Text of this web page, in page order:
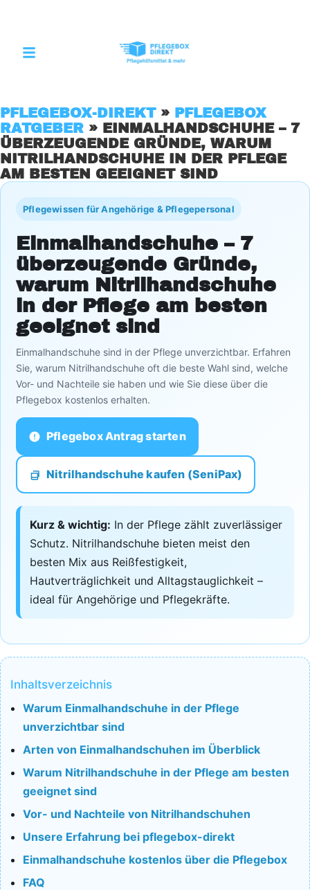
PFLEGEBOX-DIREKT» PFLEGEBOX
RATGEBER » EINMALHANDSCHUHE – 7
ÜBERZEUGENDE GRÜNDE, WARUM
NITRILHANDSCHUHE IN DER PFLEGE
AM BESTEN GEEIGNET SIND
Pflegewissen für Angehörige & Pflegepersonal
Einmalhandschuhe – 7
überzeugende Gründe,
warum Nitrilhandschuhe
in der Pflege am besten
geeignet sind
Einmalhandschuhe sind in der Pflege unverzichtbar. Erfahren
Sie, warum Nitrilhandschuhe oft die beste Wahl sind, welche
Vor- und Nachteile sie haben und wie Sie diese über die
Pflegebox kostenlos erhalten.
Pflegebox Antrag starten
Nitrilhandschuhe kaufen (SeniPax)
Kurz & wichtig: In der Pflege zählt zuverlässiger
Schutz. Nitrilhandschuhe bieten meist den
besten Mix aus Reißfestigkeit,
Hautverträglichkeit und Alltagstauglichkeit –
ideal für Angehörige und Pflegekräfte.
Inhaltsverzeichnis
Warum Einmalhandschuhe in der Pflege
unverzichtbar sind
Arten von Einmalhandschuhen im Überblick
Warum Nitrilhandschuhe in der Pflege am besten
geeignet sind
Vor- und Nachteile von Nitrilhandschuhen
Unsere Erfahrung bei pflegebox-direkt
Einmalhandschuhe kostenlos über die Pflegebox
FAQ